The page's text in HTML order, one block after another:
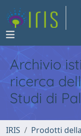
Archivio
ricerca
Studi di
IRIS Prodotti